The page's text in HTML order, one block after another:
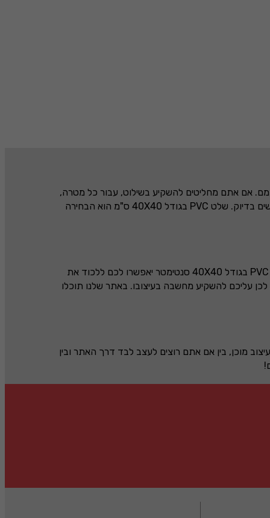
אם אתם מחליטים להשקיע בשילוט, עבור כל מטרה,
בדיוק. שלט PVC בגודל 40X40 ס"מ הוא הבחירה
PVC בגודל 40X40 סנטימטר יאפשרו לכם ללכוד את
עליכם להשקיע מחשבה בעיצובו. באתר שלנו תוכלו
מוכן, בין אם אתם רוצים לעצב לבד דרך האתר ובין